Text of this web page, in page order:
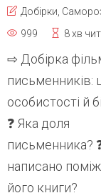
Добірки
999
8 хв
⇨ Добірка
письменників:
особистості й
❓ Яка доля
письменника?
написано
його книги?